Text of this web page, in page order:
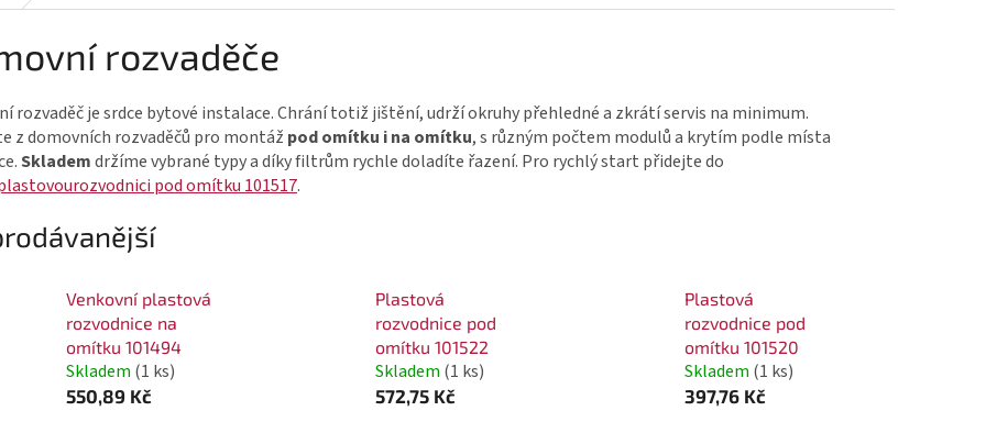
rozvaděče
rozvaděč je srdce bytové instalace. Chrání totiž jištění, udrží okruhy přehledné a zkrátí servis na minimum.
zdomovních rozvaděčů pro montáž pod omítku i na omítku, s různým počtem modulů a krytím podle místa
Sklademdržíme vybrané typy a díky filtrům rychle doladíte řazení. Pro rychlý start přidejte do
pod omítku 101517.
Venkovní plastová
rozvodnice na
omítku 101494
Skladem (1 ks)
550,89 Kč
Plastová
rozvodnice pod
omítku 101522
Skladem (1 ks)
572,75 Kč
Plastová
rozvodnice pod
omítku 101520
Skladem (1 ks)
397,76 Kč